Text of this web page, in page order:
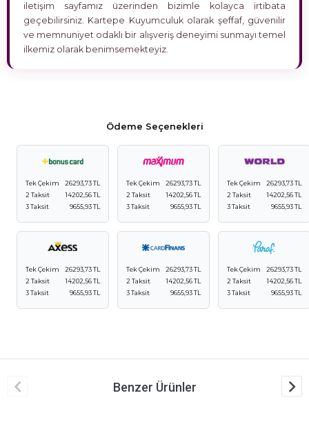
iletişim sayfamız üzerinden bizimle kolayca irtibata
geçebilirsiniz. Kartepe Kuyumculuk olarak şeffaf, güvenilir
ve memnuniyet odaklı bir alışveriş deneyimi sunmayı temel
ilkemiz olarak benimsemekteyiz.
Ödeme Seçenekleri
Tek Çekim
26293,73 TL
2 Taksit
14202,56 TL
3 Taksit
9655,93 TL
Tek Çekim
26293,73 TL
2 Taksit
14202,56 TL
3 Taksit
9655,93 TL
Tek Çekim
26293,73 TL
2 Taksit
14202,56 TL
3 Taksit
9655,93 TL
Tek Çekim
26293,73 TL
2 Taksit
14202,56 TL
3 Taksit
9655,93 TL
Tek Çekim
26293,73 TL
2 Taksit
14202,56 TL
3 Taksit
9655,93 TL
Tek Çekim
26293,73 TL
2 Taksit
14202,56 TL
3 Taksit
9655,93 TL
Benzer Ürünler